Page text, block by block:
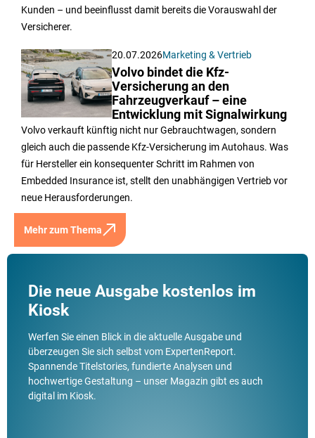
Kunden – und beeinflusst damit bereits die Vorauswahl der
Versicherer.
20.07.2026Marketing & Vertrieb
Volvo bindet die Kfz-
Versicherung an den
Fahrzeugverkauf – eine
Entwicklung mit Signalwirkung
Volvo verkauft künftig nicht nur Gebrauchtwagen, sondern
gleich auch die passende Kfz-Versicherung im Autohaus. Was
für Hersteller ein konsequenter Schritt im Rahmen von
Embedded Insurance ist, stellt den unabhängigen Vertrieb vor
neue Herausforderungen.
Mehr zum Thema
Die neue Ausgabe kostenlos im
Kiosk
Werfen Sie einen Blick in die aktuelle Ausgabe und
überzeugen Sie sich selbst vom ExpertenReport.
Spannende Titelstories, fundierte Analysen und
hochwertige Gestaltung – unser Magazin gibt es auch
digital im Kiosk.